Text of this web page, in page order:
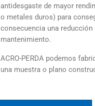
antidesgaste de mayor
o metales duros) para
consecuencia una
mantenimiento.
ACRO-PERDA podemos
una muestra o plano